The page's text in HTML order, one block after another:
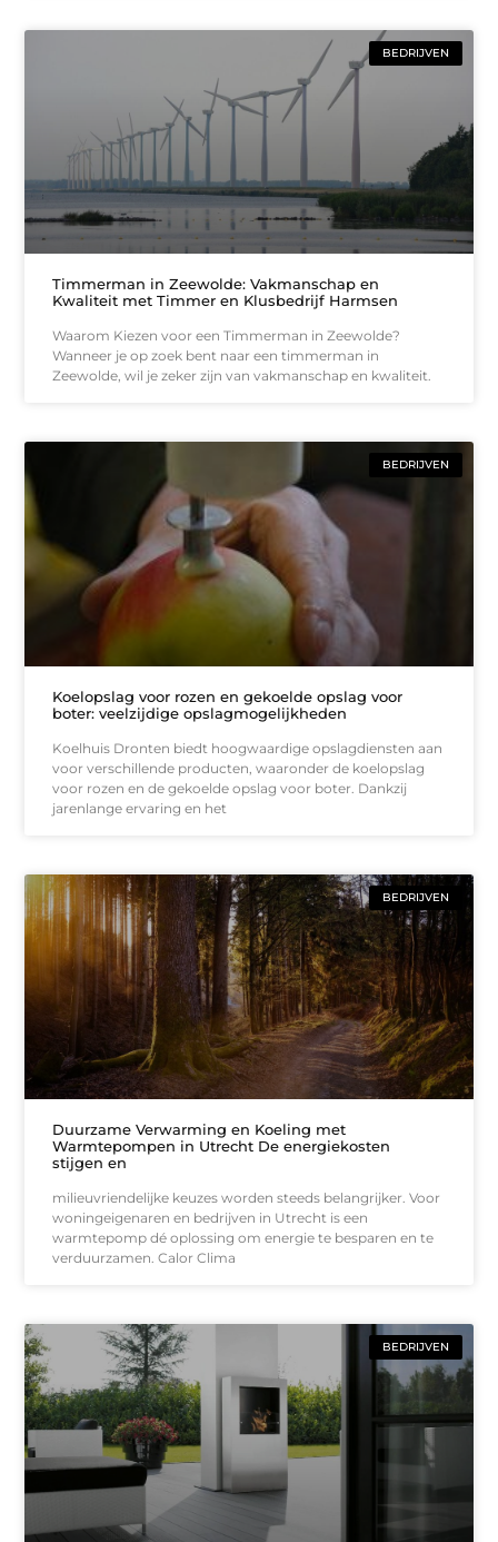
BEDRIJVEN
Timmerman in Zeewolde: Vakmanschap en
Kwaliteit met Timmer en Klusbedrijf Harmsen
Waarom Kiezen voor een Timmerman in Zeewolde?
Wanneer je op zoek bent naar een timmerman in
Zeewolde, wil je zeker zijn van vakmanschap en kwaliteit.
BEDRIJVEN
Koelopslag voor rozen en gekoelde opslag voor
boter: veelzijdige opslagmogelijkheden
Koelhuis Dronten biedt hoogwaardige opslagdiensten aan
voor verschillende producten, waaronder de koelopslag
voor rozen en de gekoelde opslag voor boter. Dankzij
jarenlange ervaring en het
BEDRIJVEN
Duurzame Verwarming en Koeling met
Warmtepompen in Utrecht De energiekosten
stijgen en
milieuvriendelijke keuzes worden steeds belangrijker. Voor
woningeigenaren en bedrijven in Utrecht is een
warmtepomp dé oplossing om energie te besparen en te
verduurzamen. Calor Clima
BEDRIJVEN